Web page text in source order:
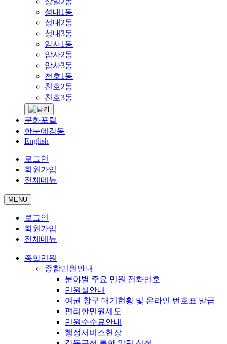
성내1동
성내2동
성내3동
암사1동
암사2동
암사3동
천호1동
천호2동
천호3동
문화포털
한눈에강동
English
로그인
회원가입
전체메뉴
MENU
로그인
회원가입
전체메뉴
종합민원
종합민원안내
분야별 주요 민원 전화번호
민원실안내
여권 창구 대기현황 및 온라인 번호표 발급
편리한민원제도
민원수수료안내
행정서비스헌장